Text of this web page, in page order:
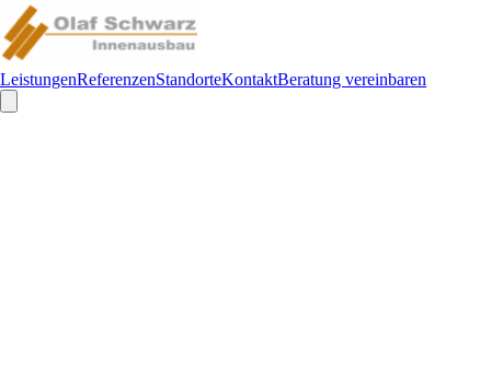
LeistungenReferenzenStandorteKontaktBeratung vereinbaren